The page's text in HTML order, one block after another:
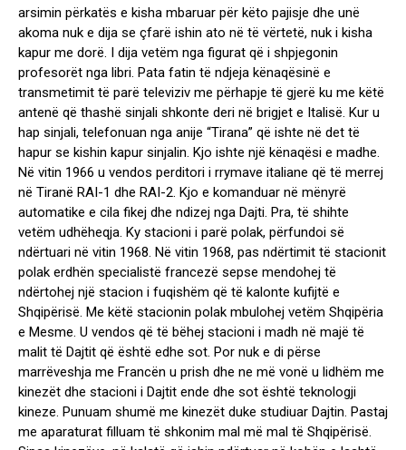
arsimin përkatës e kisha mbaruar për këto pajisje dhe unë
akoma nuk e dija se çfarë ishin ato në të vërtetë, nuk i kisha
kapur me dorë. I dija vetëm nga figurat që i shpjegonin
profesorët nga libri. Pata fatin të ndjeja kënaqësinë e
transmetimit të parë televiziv me përhapje të gjerë ku me këtë
antenë që thashë sinjali shkonte deri në brigjet e Italisë. Kur u
hap sinjali, telefonuan nga anije “Tirana” që ishte në det të
hapur se kishin kapur sinjalin. Kjo ishte një kënaqësi e madhe.
Në vitin 1966 u vendos perditori i rrymave italiane që të merrej
në Tiranë RAI-1 dhe RAI-2. Kjo e komanduar në mënyrë
automatike e cila fikej dhe ndizej nga Dajti. Pra, të shihte
vetëm udhëheqja. Ky stacioni i parë polak, përfundoi së
ndërtuari në vitin 1968. Në vitin 1968, pas ndërtimit të stacionit
polak erdhën specialistë francezë sepse mendohej të
ndërtohej një stacion i fuqishëm që të kalonte kufijtë e
Shqipërisë. Me këtë stacionin polak mbulohej vetëm Shqipëria
e Mesme. U vendos që të bëhej stacioni i madh në majë të
malit të Dajtit që është edhe sot. Por nuk e di përse
marrëveshja me Francën u prish dhe ne më vonë u lidhëm me
kinezët dhe stacioni i Dajtit ende dhe sot është teknologji
kineze. Punuam shumë me kinezët duke studiuar Dajtin. Pastaj
me aparaturat filluam të shkonim mal më mal të Shqipërisë.